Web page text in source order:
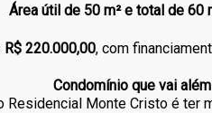
Área útil de 50 m² e total de 60
R$ 220.000,00, com
Condomínio que vai
Residencial Monte Cristo é